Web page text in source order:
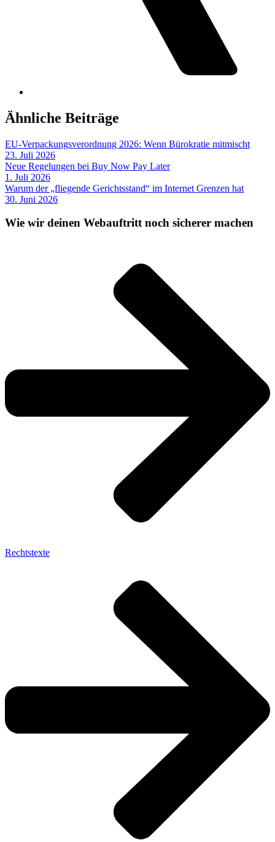
Ähnliche Beiträge
EU-Verpackungsverordnung 2026: Wenn Bürokratie mitmischt
23. Juli 2026
Neue Regelungen bei Buy Now Pay Later
1. Juli 2026
Warum der „fliegende Gerichtsstand“ im Internet Grenzen hat
30. Juni 2026
Wie wir deinen Webauftritt noch sicherer machen
Rechtstexte